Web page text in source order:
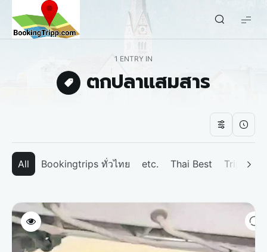
bookingtripp.com
1 ENTRY IN
ตกปลาแสมสาร
All Bookingtrips ทั่วไทย etc. Thai Best Tripp